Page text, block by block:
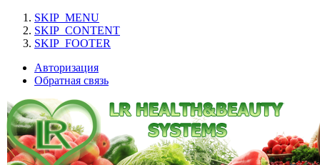
SKIP_MENU
SKIP_CONTENT
SKIP_FOOTER
Авторизация
Обратная связь